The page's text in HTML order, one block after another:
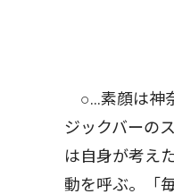
○…素顔は神
ジックバーの
は自身が考え
動を呼ぶ。「